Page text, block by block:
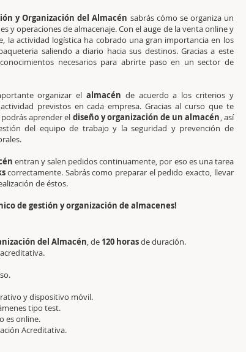
y Organización del Almacén sabrás cómo se organiza un
y operaciones de almacenaje. Con el auge de la venta online y
la actividad logística ha cobrado una gran importancia en los
saliendo a diario hacia sus destinos. Gracias a este
necesarios para abrirte paso en un sector de
organizar el almacén de acuerdo a los criterios y
previstos en cada empresa. Gracias al curso que te
aprender el diseño y organización de un almacén, así
del equipo de trabajo y la seguridad y prevención de
entran y salen pedidos continuamente, por eso es una tarea
correctamente. Sabrás como preparar el pedido exacto, llevar
de éstos.
de gestión y organización de almacenes!
del Almacén, de 120 horasde duración.
y dispositivo móvil.
tipo test.
es online.
Acreditativa.